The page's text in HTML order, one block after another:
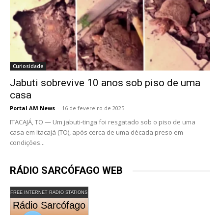
Curiosidade
Jabuti sobrevive 10 anos sob piso de uma
casa
Portal AM News - 16 de fevereiro de 2025
ITACAJÁ, TO — Um jabuti-tinga foi resgatado sob o piso de uma
casa em Itacajá (TO), após cerca de uma década preso em
condições...
RÁDIO SARCÓFAGO WEB
FREE INTERNET RADIO STATIONS
Rádio Sarcófago